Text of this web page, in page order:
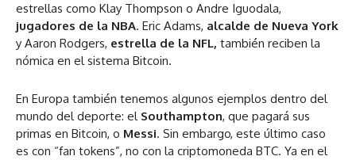
estrellas como Klay Thompson o Andre Iguodala,
jugadores de la NBA. Eric Adams, alcalde de Nueva York
y Aaron Rodgers, estrella de la NFL, también reciben la
nómica en el sistema Bitcoin.
En Europa también tenemos algunos ejemplos dentro del
mundo del deporte: el Southampton, que pagará sus
primas en Bitcoin, o Messi. Sin embargo, este último caso
es con “fan tokens”, no con la criptomoneda BTC. Ya en el